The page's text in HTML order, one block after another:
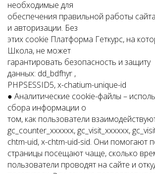
необходимые для
обеспечения правильной работы
и авторизации. Без
этих cookie Платформа Геткурс, на
Школа, не может
гарантировать безопасность и защиту
данных: dd_bdfhyr ,
PHPSESSID5, x-chatium-unique-id
● Аналитические cookie-файлы –
сбора информации о
том, как пользователи
gc_counter_xxxxxx, gc_visit_xxxxxx,
chtm-uid, x-chtm-uid-sid. Они помогают
страницы посещают чаще, сколько
пользователи проводят на сайте и